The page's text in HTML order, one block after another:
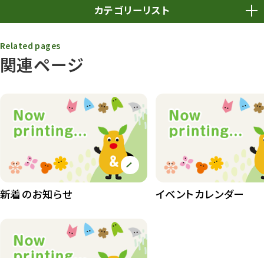
カテゴリーリスト
動物園
動物園その他 117
植物園 510
植物たち 407
植物園長の庭
桜情報
関連ページ
Related pages
新着のお知らせ イベントカレンダー